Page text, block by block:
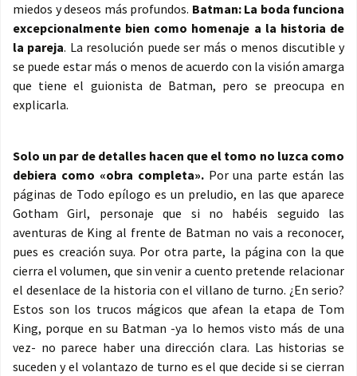
miedos y deseos más profundos. Batman: La boda funciona
excepcionalmente bien como homenaje a la historia de
la pareja. La resolución puede ser más o menos discutible y
se puede estar más o menos de acuerdo con la visión amarga
que tiene el guionista de Batman, pero se preocupa en
explicarla.
Solo un par de detalles hacen que el tomo no luzca como
debiera como «obra completa».Por una parte están las
páginas de Todo epílogo es un preludio, en las que aparece
Gotham Girl, personaje que si no habéis seguido las
aventuras de King al frente de Batman no vais a reconocer,
pues es creación suya. Por otra parte, la página con la que
cierra el volumen, que sin venir a cuento pretende relacionar
el desenlace de la historia con el villano de turno. ¿En serio?
Estos son los trucos mágicos que afean la etapa de Tom
King, porque en su Batman -ya lo hemos visto más de una
vez- no parece haber una dirección clara. Las historias se
suceden y el volantazo de turno es el que decide si se cierran